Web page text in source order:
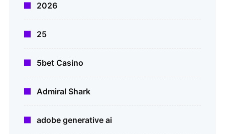
2026
25
5bet Casino
Admiral Shark
adobe generative ai